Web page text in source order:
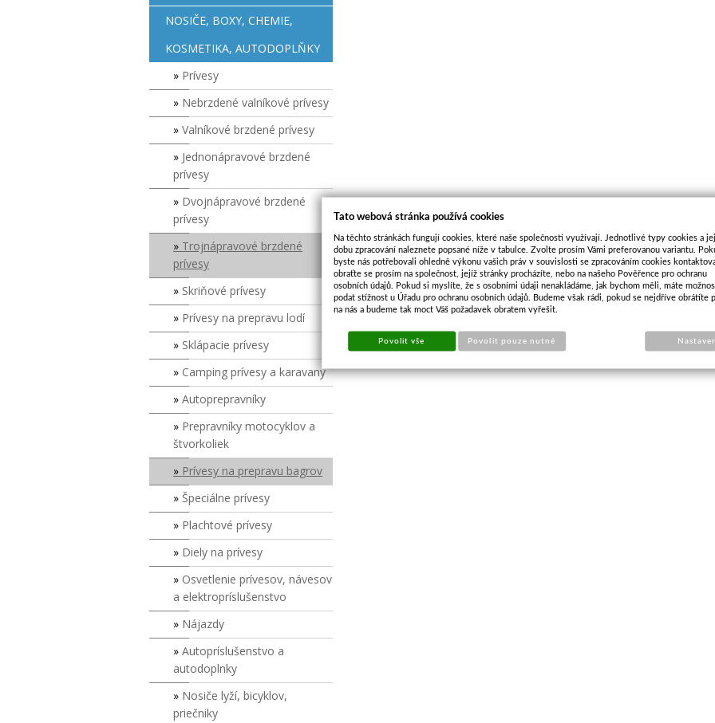
NOSIČE, BOXY, CHEMIE,
KOSMETIKA, AUTODOPLŇKY
Prívesy
Nebrzdené valníkové prívesy
Valníkové brzdené prívesy
Jednonápravové brzdené
prívesy
Dvojnápravové brzdené
prívesy
Trojnápravové brzdené
prívesy
Skriňové prívesy
Prívesy na prepravu lodí
Sklápacie prívesy
Camping prívesy a karavany
Autoprepravníky
Prepravníky motocyklov a
štvorkoliek
Prívesy na prepravu bagrov
Špeciálne prívesy
Plachtové prívesy
Diely na prívesy
Osvetlenie prívesov, návesov
a elektropríslušenstvo
Nájazdy
Autopríslušenstvo a
autodoplnky
Nosiče lyží, bicyklov,
priečniky
Tato webová stránka používá cookies
Na těchto stránkách fungují cookies, které naše společnosti využívají. Jednotlivé typy cookies a
dobu zpracování naleznete popsané níže v tabulce. Zvolte prosím Vámi preferovanou variantu.
byste nás potřebovali ohledně výkonu vašich práv v souvislosti se zpracováním cookies
obraťte se prosím na společnost, jejíž stránky procházíte, nebo na našeho Pověřence pro ochranu
osobních údajů. Pokud si myslíte, že s osobními údaji nenakládáme, jak bychom měli, máte
podat stížnost u Úřadu pro ochranu osobních údajů. Budeme však rádi, pokud se nejdříve obrátíte
na nás a budeme tak moct Váš požadavek obratem vyřešit.
Povolit vše Povolit pouze nutné